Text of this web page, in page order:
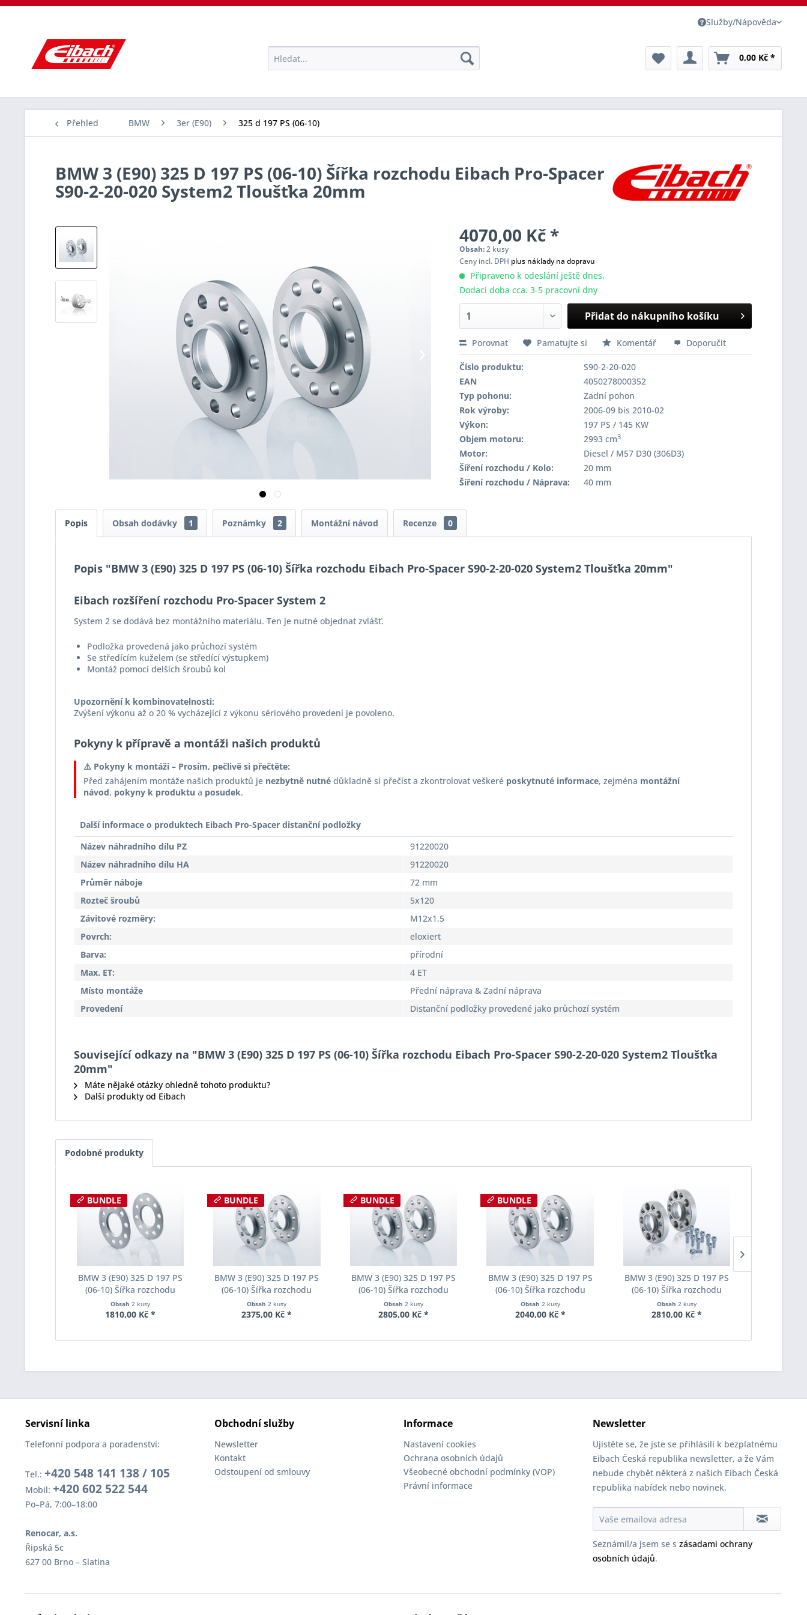
Služby/Nápověda
0,00 Kč *
Přehled BMW 3er (E90) 325 d 197 PS (06-10)
BMW 3 (E90) 325 D 197 PS (06-10) Šířka rozchodu Eibach Pro-Spacer
S90-2-20-020 System2 Tloušťka 20mm
4070,00 Kč *
Obsah:2 kusy
Ceny incl. DPH plus náklady na dopravu
Připraveno k odeslání ještě dnes,
Dodací doba cca. 3-5 pracovní dny
Přidat do nákupního košíku
Porovnat Pamatujte si Komentář Doporučit
Číslo produktu:
S90-2-20-020
EAN
4050278000352
Typ pohonu:
Zadní pohon
Rok výroby:
2006-09 bis 2010-02
Výkon:
197 PS / 145 KW
Objem motoru:
2993 cm3
Motor:
Diesel / M57 D30 (306D3)
Šíření rozchodu / Kolo:
20 mm
Šíření rozchodu / Náprava:
40 mm
Popis Obsah dodávky 1 Poznámky 2 Montážní návod Recenze 0
Popis "BMW 3 (E90) 325 D 197 PS (06-10) Šířka rozchodu Eibach Pro-Spacer S90-2-20-020 System2 Tloušťka 20mm"
Eibach rozšíření rozchodu Pro-Spacer System 2
System 2 se dodává bez montážního materiálu. Ten je nutné objednat zvlášť.
Podložka provedená jako průchozí systém
Se středícím kuželem (se středící výstupkem)
Montáž pomocí delších šroubů kol
Upozornění k kombinovatelnosti:
Zvýšení výkonu až o 20 % vycházející z výkonu sériového provedení je povoleno.
Pokyny k přípravě a montáži našich produktů
⚠️ Pokyny k montáži – Prosím, pečlivě si přečtěte:
Před zahájením montáže našich produktů je nezbytně nutné důkladně si přečíst a zkontrolovat veškeré poskytnuté informace, zejména montážní
návod, pokyny k produktu a posudek.
Další informace o produktech Eibach Pro-Spacer distanční podložky
Název náhradního dílu PZ
91220020
Název náhradního dílu HA
91220020
Průměr náboje
72 mm
Rozteč šroubů
5x120
Závitové rozměry:
M12x1,5
Povrch:
eloxiert
Barva:
přírodní
Max. ET:
4 ET
Místo montáže
Přední náprava & Zadní náprava
Provedení
Distanční podložky provedené jako průchozí systém
Související odkazy na "BMW 3 (E90) 325 D 197 PS (06-10) Šířka rozchodu Eibach Pro-Spacer S90-2-20-020 System2 Tloušťka
20mm"
Máte nějaké otázky ohledně tohoto produktu?
Další produkty od Eibach
Podobné produkty
BUNDLE
BMW 3 (E90) 325 D 197 PS
(06-10) Šířka rozchodu
Eibach Pro-Spacer S90-1-05-
017 System1 Tloušťka 5mm
Obsah 2 kusy
1810,00 Kč *
BUNDLE
BMW 3 (E90) 325 D 197 PS
(06-10) Šířka rozchodu
Eibach Pro-Spacer S90-2-10-
004 System2 Tloušťka 10mm
Obsah2 kusy
2375,00 Kč *
BUNDLE
BMW 3 (E90) 325 D 197 PS
(06-10) Šířka rozchodu
Eibach Pro-Spacer S90-2-12-
002 System2 Tloušťka 12mm
Obsah 2 kusy
2805,00 Kč *
BUNDLE
BMW 3 (E90) 325 D 197 PS
(06-10) Šířka rozchodu
Eibach Pro-Spacer S90-2-15-
001 System2 Tloušťka 15mm
Obsah 2 kusy
2040,00 Kč *
BMW 3 (E90) 325 D 197 PS
(06-10) Šířka rozchodu
Eibach Pro-Spacer S90-7-20-
010 System7 Tloušťka 20mm
Obsah2 kusy
2810,00 Kč *
Servisní linka
Telefonní podpora a poradenství:
Tel.: +420 548 141 138 / 105
Mobil: +420 602 522 544
Po–Pá, 7:00–18:00
Renocar, a.s.
Řipská 5c
627 00 Brno – Slatina
Obchodní služby
Newsletter
Kontakt
Odstoupení od smlouvy
Informace
Nastavení cookies
Ochrana osobních údajů
Všeobecné obchodní podmínky (VOP)
Právní informace
Newsletter
Ujistěte se, že jste se přihlásili k bezplatnému
Eibach Česká republika newsletter, a že Vám
nebude chybět některá z našich Eibach Česká
republika nabídek nebo novinek.
Seznámil/a jsem se s zásadami ochrany
osobních údajů.